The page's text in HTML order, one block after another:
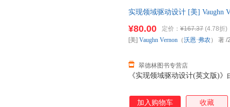
实现领域驱动设计 [美] Vaughn
《实现领域驱动设计(英文版)
¥80.00 定价： ¥167.37 (4.78折)
翠德林图书专营店
[美] Vaughn Vernon （沃恩·弗农 ） 著 /
加入购物车 收藏